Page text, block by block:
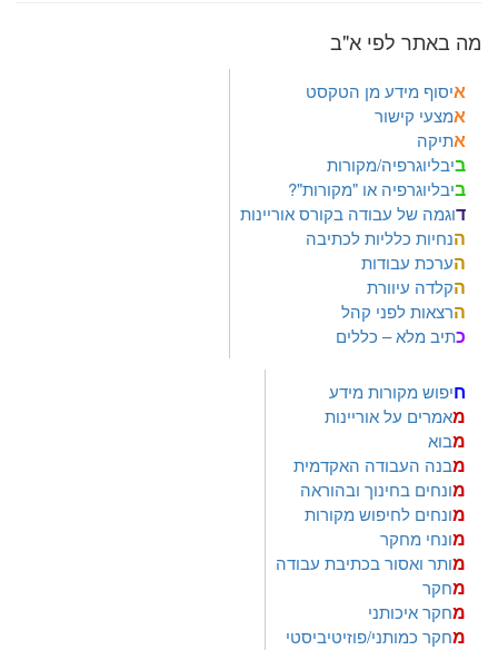
מה באתר לפי א"ב
איסוף מידע מן הטקסט
אמצעי קישור
אתיקה
ביבליוגרפיה/מקורות
ביבליוגרפיה או "מקורות"?
דוגמה של עבודה בקורס אוריינות
הנחיות כלליות לכתיבה
הערכת עבודות
הקלדה עיוורת
הרצאות לפני קהל
כתיב מלא – כללים
חיפוש מקורות מידע
מאמרים על אוריינות
מבוא
מבנה העבודה האקדמית
מונחים בחינוך ובהוראה
מונחים לחיפוש מקורות
מונחי מחקר
מותר ואסור בכתיבת עבודה
מחקר
מחקר איכותני
מחקר כמותני/פוזיטיביסטי